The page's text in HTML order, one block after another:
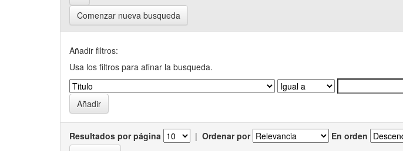
Comenzar nueva busqueda
Añadir filtros:
Usa los filtros para afinar la busqueda.
Resultados por página | Ordenar por En orden